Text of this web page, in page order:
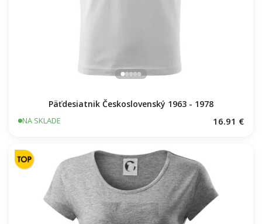
Päťdesiatnik Československý 1963 - 1978
NA SKLADE 16.91 €